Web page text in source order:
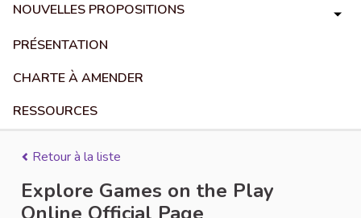
NOUVELLES PROPOSITIONS
PRÉSENTATION
CHARTE À AMENDER
RESSOURCES
Retour à la liste
Explore Games on the Play
Online Official Page